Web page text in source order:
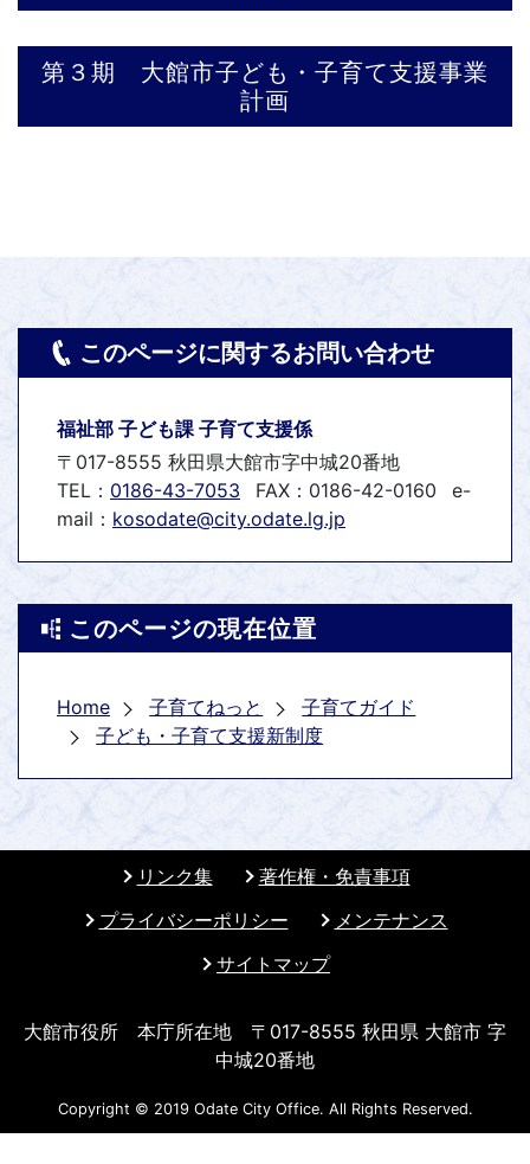
第３期 大館市子ども・子育て支援事業
計画
このページに関するお問い合わせ
福祉部 子ども課 子育て支援係
〒017-8555 秋田県大館市字中城20番地
TEL： 0186-43-7053 FAX：0186-42-0160
e-
mail： kosodate@city.odate.lg.jp
このページの現在位置
Home 子育てねっと
子育てガイド
子ども・子育て支援新制度
リンク集
著作権・免責事項
プライバシーポリシー
メンテナンス
サイトマップ
大館市役所 本庁所在地 〒017-8555 秋田県 大館市 字
中城20番地
Copyright © 2019 Odate City Office. All Rights Reserved.